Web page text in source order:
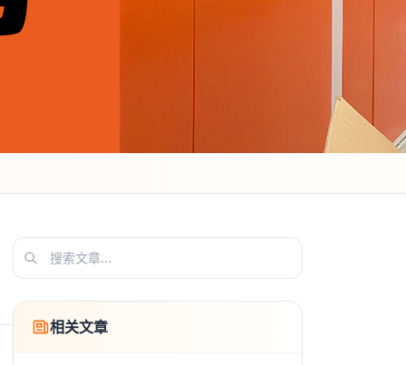
相关文章